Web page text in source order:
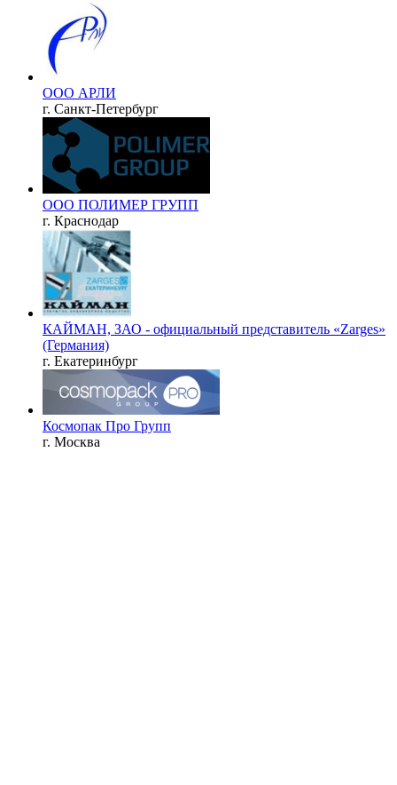
ООО АРЛИ
г. Санкт-Петербург
ООО ПОЛИМЕР ГРУПП
г. Краснодар
КАЙМАН, ЗАО - официальный представитель «Zarges»
(Германия)
г. Екатеринбург
Космопак Про Групп
г. Москва